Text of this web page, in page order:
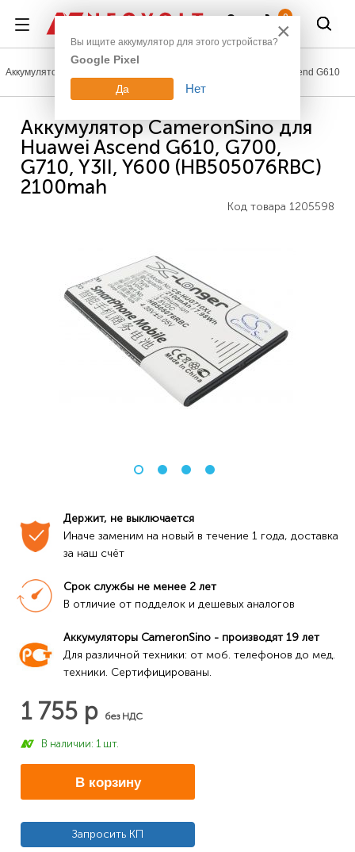
0
Аккумуляторы для телефонов Ascend G610
Аккумулятор CameronSino для
Huawei Ascend G610, G700,
G710, Y3II, Y600 (HB505076RBC)
2100mah
Код товара 1205598
Держит, не выключается
Иначе заменим на новый в течение 1 года, доставка
за наш счёт
Срок службы не менее 2 лет
В отличие от подделок и дешевых аналогов
Аккумуляторы CameronSino - производят 19 лет
Для различной техники: от моб. телефонов до мед.
техники. Сертифицированы.
1 755 р без НДС
В наличии: 1 шт.
В корзину
Запросить КП
×
Вы ищите аккумулятор для этого устройства?
Google Pixel
Да Нет